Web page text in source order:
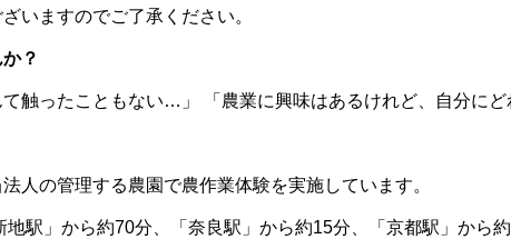
いますのでご了承ください。
？
触ったこともない…」 「農業に興味はあるけれど、自分にど
人の管理する農園で農作業体験を実施しています。
駅」から約70分、「奈良駅」から約15分、「京都駅」から